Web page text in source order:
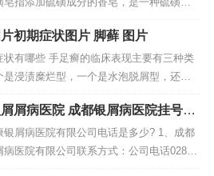
磺属多功能药剂，除有杀菌作用外，外用
痒，可用于疥癣、湿疹、皮肤瘙痒。硫磺
可以杀死疥虫。注意事项：首先疥虫传染
，所以一定要做好消毒工作，不然很容易
复发的。床单被罩、贴身衣物...
初期症状图片 脚藓 图片
状有哪些 手足癣的临床表现主要有三种类
是浸渍糜烂型，一个是水泡脱屑型，还有
化过度型。足癣临床表现为脚趾间起水
或皮肤发白湿软，也可出现糜烂或皮肤增
、开裂，并可蔓延至足跖及边缘，剧痒。
化脓、红肿、疼痛，腹股沟淋巴结肿大，
抓痒处，常传染至手而发生手癣...
屑病医院 成都银屑病医院挂号咨
银屑病医院有限公司电话是多少? 1、成都
病医院有限公司联系方式：公司电话028-6
公司邮箱939447956@qq.com，该公司